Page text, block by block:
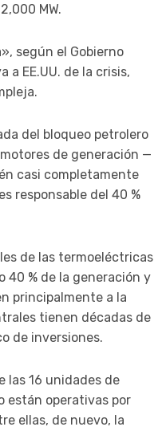
MW.
según el Gobierno
a EE.UU. de la crisis,
del bloqueo petrolero
de generación —
casi completamente
responsable del 40 %
de las termoeléctricas
40 % de la generación y
principalmente a la
tienen décadas de
de inversiones.
las 16 unidades de
están operativas por
ellas, de nuevo, la